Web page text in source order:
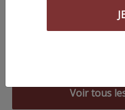
Commander le
Voir tous